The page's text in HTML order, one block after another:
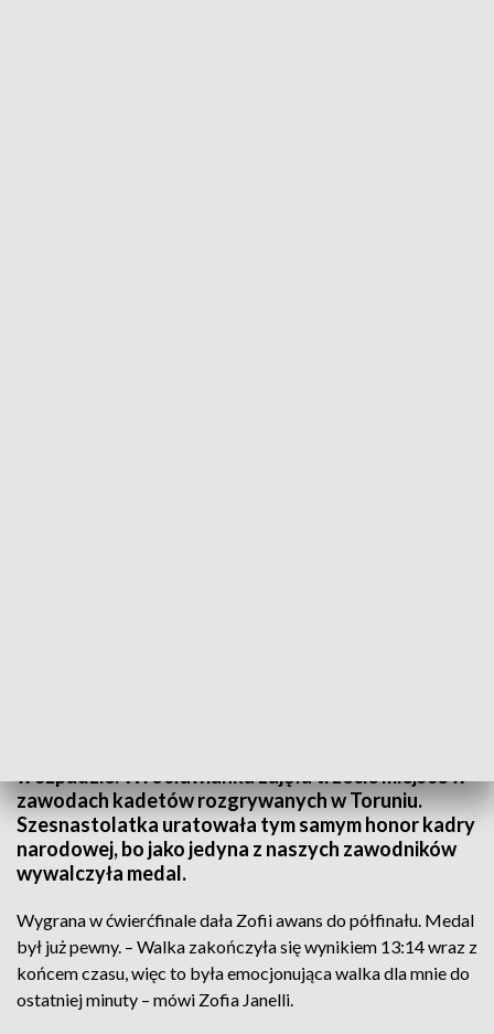
w szpadzie. Wrocławianka zajęła trzecie miejsce w
zawodach kadetów rozgrywanych w Toruniu.
Szesnastolatka uratowała tym samym honor kadry
narodowej, bo jako jedyna z naszych zawodników
wywalczyła medal.
Wygrana w ćwierćfinale dała Zofii awans do półfinału. Medal
był już pewny. – Walka zakończyła się wynikiem 13:14 wraz z
końcem czasu, więc to była emocjonująca walka dla mnie do
ostatniej minuty – mówi Zofia Janelli.